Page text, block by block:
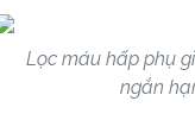
Lọc máu hấp phụ
ngắn